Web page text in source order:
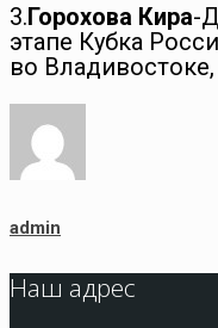
3.Горохова Кира-
этапе Кубка
во Владивостоке,
admin
Наш адрес